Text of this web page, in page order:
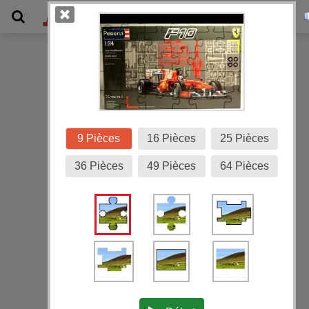
Galerie
9 Pièces 16 Pièces 25 Pièces
36 Pièces 49 Pièces 64 Pièces